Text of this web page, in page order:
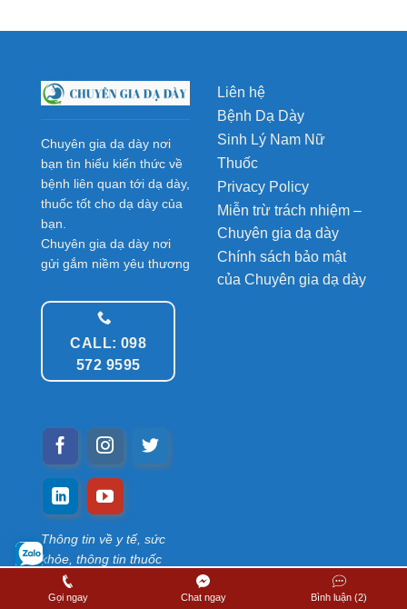
Chuyên gia dạ dày nơi
bạn tìn hiểu kiến thức về
bệnh liên quan tới dạ dày,
thuốc tốt cho dạ dày của
bạn.
Chuyên gia dạ dày nơi
gửi gắm niềm yêu thương
CALL: 098
572 9595
Liên hệ
Bệnh Dạ Dày
Sinh Lý Nam Nữ
Thuốc
Privacy Policy
Miễn trừ trách nhiệm –
Chuyên gia dạ dày
Chính sách bảo mật
của Chuyên gia dạ dày
Thông tin về y tế, sức
khỏe, thông tin thuốc
được chia sẻ từ nhiều
thành viên. Chúng tôi
Gọi ngay Chat ngay Bình luận (2)